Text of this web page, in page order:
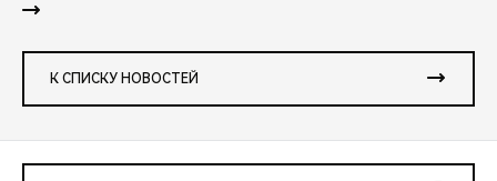
К СПИСКУ НОВОСТЕЙ